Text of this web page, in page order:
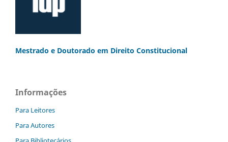
Mestrado e Doutorado em Direito Constitucional
Informações
Para Leitores
Para Autores